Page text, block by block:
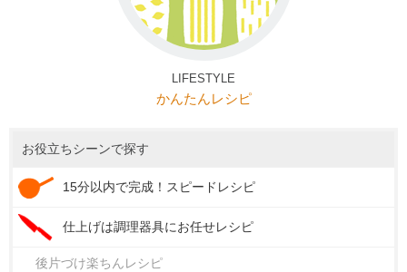
LIFESTYLE
かんたんレシピ
お役立ちシーンで探す
15分以内で完成！スピードレシピ
仕上げは調理器具にお任せレシピ
後片づけ楽ちんレシピ